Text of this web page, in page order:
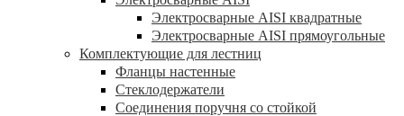
Электросварные AISI квадратные
Электросварные AISI прямоугольные
Комплектующие для лестниц
Фланцы настенные
Стеклодержатели
Соединения поручня со стойкой